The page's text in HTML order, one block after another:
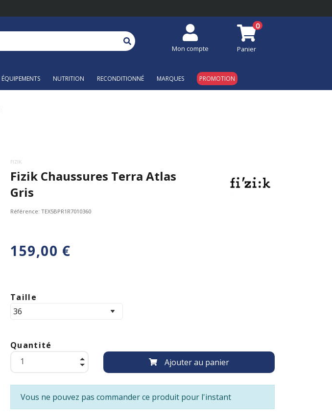
0
Panier
Mon compte
ÉQUIPEMENTS NUTRITION RECONDITIONNÉ MARQUES PROMOTION
FIZIK
Fizik Chaussures Terra Atlas
Gris
Référence: TEX5BPR1R7010360
159,00 €
Taille
Quantité
Ajouter au panier
Vous ne pouvez pas commander ce produit pour l'instant